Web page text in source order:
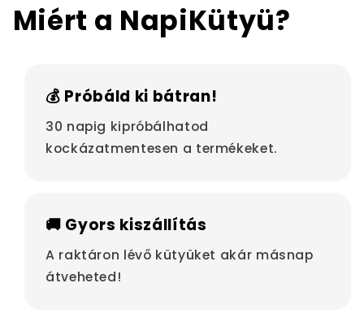
Miért a NapiKütyü?
💰 Próbáld ki bátran!
30 napig kipróbálhatod
kockázatmentesen a termékeket.
🚚 Gyors kiszállítás
A raktáron lévő kütyüket akár másnap
átveheted!